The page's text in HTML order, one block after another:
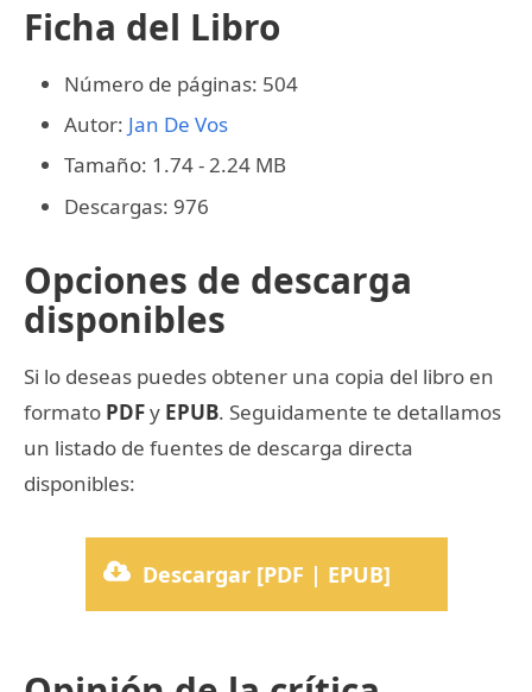
Ficha del Libro
Número de páginas: 504
Autor: Jan De Vos
Tamaño: 1.74 - 2.24 MB
Descargas: 976
Opciones de descarga
disponibles
Si lo deseas puedes obtener una copia del libro en
formato PDFy EPUB. Seguidamente te detallamos
un listado de fuentes de descarga directa
disponibles:
Descargar [PDF | EPUB]